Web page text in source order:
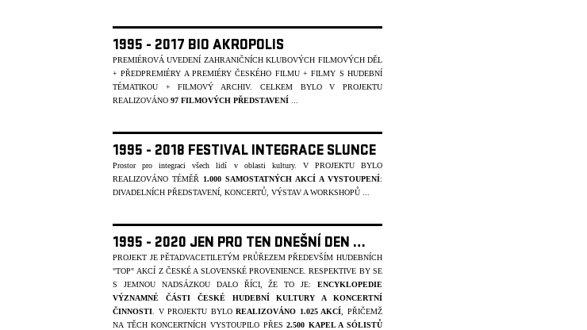
1995 - 2017 BIO AKROPOLIS
PREMIÉROVÁ UVEDENÍ ZAHRANIČNÍCH KLUBOVÝCH FILMOVÝCH DĚL
+ PŘEDPREMIÉRY A PREMIÉRY ČESKÉHO FILMU + FILMY S HUDEBNÍ
TÉMATIKOU + FILMOVÝ ARCHIV. CELKEM BYLO V PROJEKTU
REALIZOVÁNO 97 FILMOVÝCH PŘEDSTAVENÍ
1995 - 2018 FESTIVAL INTEGRACE SLUNCE
Prostor pro integraci všech lidí v oblasti kultury. V PROJEKTU BYLO
REALIZOVÁNO TÉMĚŘ 1.000 SAMOSTATNÝCH AKCÍ A VYSTOUPENÍ:
DIVADELNÍCH PŘEDSTAVENÍ, KONCERTŮ, VÝSTAV A WORKSHOPŮ ...
1995 - 2020 JEN PRO TEN DNEŠNÍ DEN …
PROJEKT JE PĚTADVACETILETÝM PRŮŘEZEM PŘEDEVŠÍM HUDEBNÍCH
"TOP" AKCÍ Z ČESKÉ A SLOVENSKÉ PROVENIENCE. RESPEKTIVE BY SE
S JEMNOU NADSÁZKOU DALO ŘÍCI, ŽE TO JE: ENCYKLOPEDIE
VÝZNAMNÉ ČÁSTI ČESKÉ HUDEBNÍ KULTURY A KONCERTNÍ
ČINNOSTI . V PROJEKTU BYLOREALIZOVÁNO 1.025 AKCÍ , PŘIČEMŽ
NA TĚCH KONCERTNÍCH VYSTOUPILO PŘES2.500 KAPEL A SÓLISTŮ